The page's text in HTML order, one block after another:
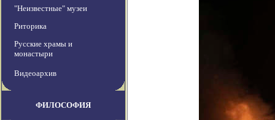
"Неизвестные" музеи
Риторика
Русские храмы и
монастыри
Видеоархив
ФИЛОСОФИЯ